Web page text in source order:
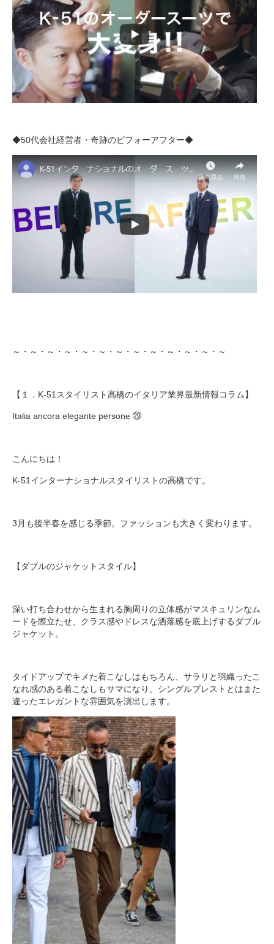
◆50代会社経営者・奇跡のビフォーアフター◆
～・～・～・～・～・～・～・～・～・～・～・～・～
【１．K-51スタイリスト高橋のイタリア業界最新情報コラム】
Italia ancora elegante persone ㉙
こんにちは！
K-51インターナショナルスタイリストの高橋です。
3月も後半春を感じる季節。ファッションも大きく変わります。
【ダブルのジャケットスタイル】
深い打ち合わせから生まれる胸周りの立体感がマスキュリンなム
ードを際立たせ、クラス感やドレスな洒落感を底上げするダブル
ジャケット。
タイドアップでキメた着こなしはもちろん、サラリと羽織ったこ
なれ感のある着こなしもサマになり、シングルブレストとはまた
違ったエレガントな雰囲気を演出します。